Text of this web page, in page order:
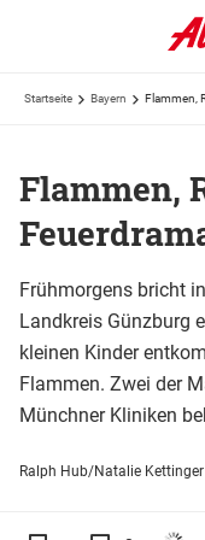
Startseite Bayern Flammen,
Flammen,
Frühmorgens bricht
Landkreis Günzburg
kleinen Kinder
Flammen. Zwei der
Münchner Kliniken
Ralph Hub/Natalie Kettinger